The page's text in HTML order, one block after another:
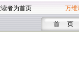
者为首页 万维
首 页